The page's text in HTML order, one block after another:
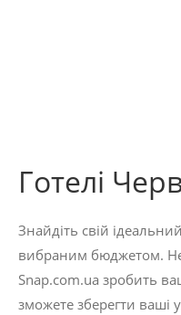
Готелі
Знайдіть свій
вибраним бюджетом.
Snap.com.ua зробить
зможете зберегти ваші